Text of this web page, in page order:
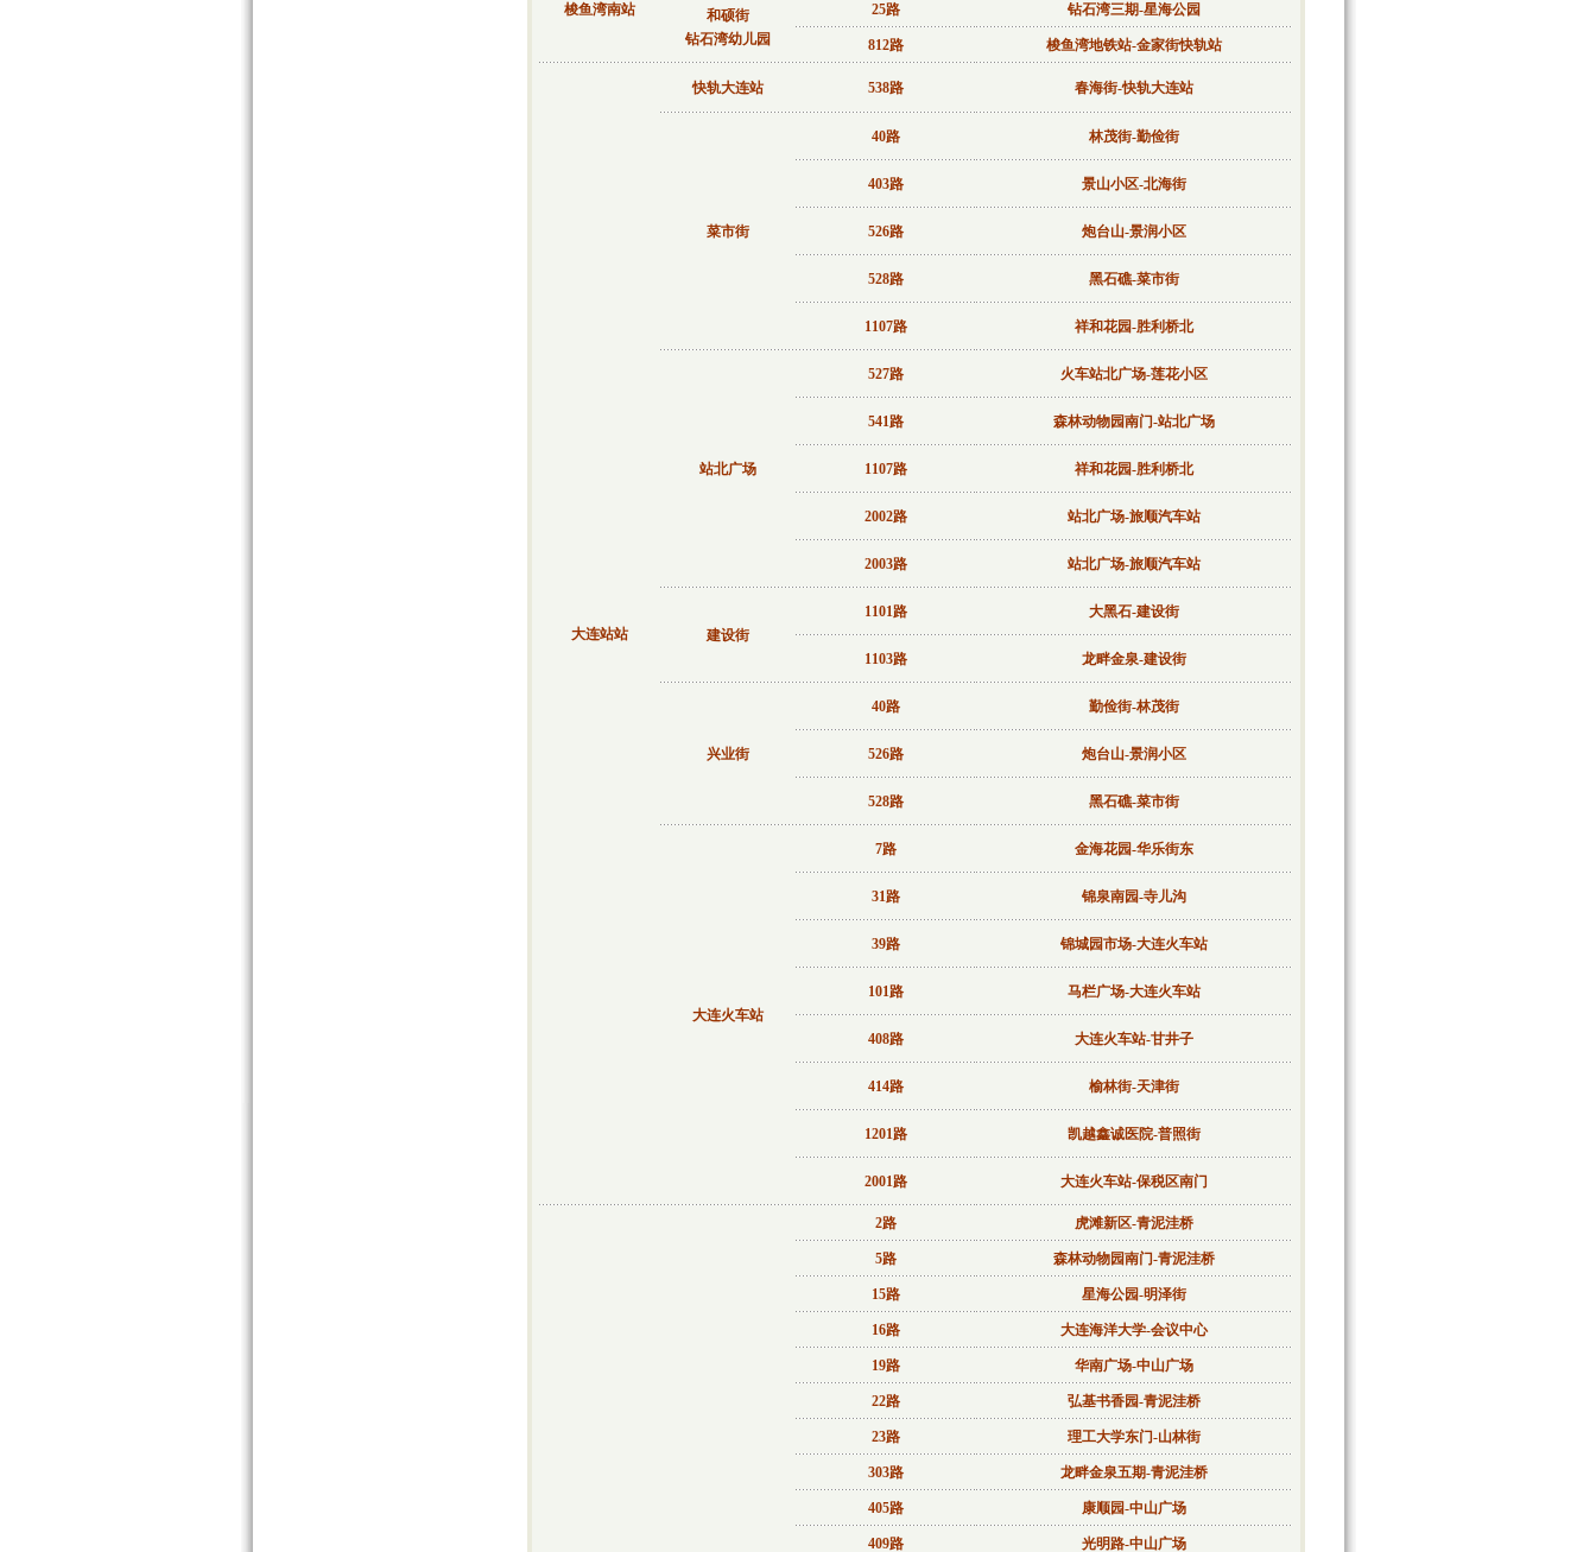
梭鱼湾南站
和硕街
钻石湾幼儿园
25路 钻石湾三期-星海公园
812路 梭鱼湾地铁站-金家街快轨站
大连站站
快轨大连站 538路 春海街-快轨大连站
菜市街
40路 林茂街-勤俭街
403路 景山小区-北海街
526路 炮台山-景润小区
528路 黑石礁-菜市街
1107路 祥和花园-胜利桥北
站北广场
527路 火车站北广场-莲花小区
541路 森林动物园南门-站北广场
1107路 祥和花园-胜利桥北
2002路 站北广场-旅顺汽车站
2003路 站北广场-旅顺汽车站
建设街
1101路 大黑石-建设街
1103路 龙畔金泉-建设街
兴业街
40路 勤俭街-林茂街
526路 炮台山-景润小区
528路 黑石礁-菜市街
大连火车站
7路 金海花园-华乐街东
31路 锦泉南园-寺儿沟
39路 锦城园市场-大连火车站
101路 马栏广场-大连火车站
408路 大连火车站-甘井子
414路 榆林街-天津街
1201路 凯越鑫诚医院-普照街
2001路 大连火车站-保税区南门
2路 虎滩新区-青泥洼桥
5路 森林动物园南门-青泥洼桥
15路 星海公园-明泽街
16路 大连海洋大学-会议中心
19路 华南广场-中山广场
22路 弘基书香园-青泥洼桥
23路 理工大学东门-山林街
303路 龙畔金泉五期-青泥洼桥
405路 康顺园-中山广场
409路 光明路-中山广场